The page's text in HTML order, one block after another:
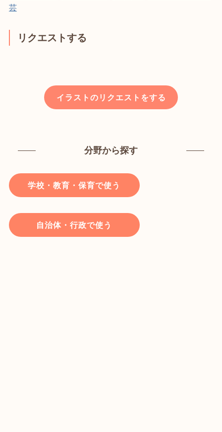
芸
リクエストする
イラストのリクエストをする
分野から探す
学校・教育・保育で使う
自治体・行政で使う